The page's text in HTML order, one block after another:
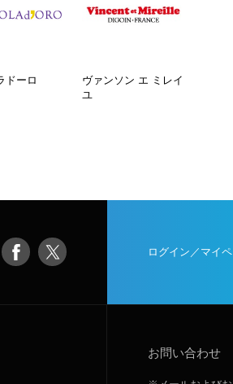
ドーロ
ヴァンソン エ ミレイ
ユ
ログイン／マイ
お問い合わせ